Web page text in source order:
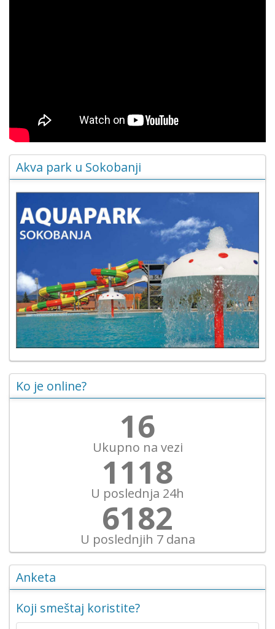
Akva park u Sokobanji
Ko je online?
17
Ukupno na vezi
1198
U poslednja 24h
6624
U poslednjih 7 dana
Anketa
Koji smeštaj koristite?